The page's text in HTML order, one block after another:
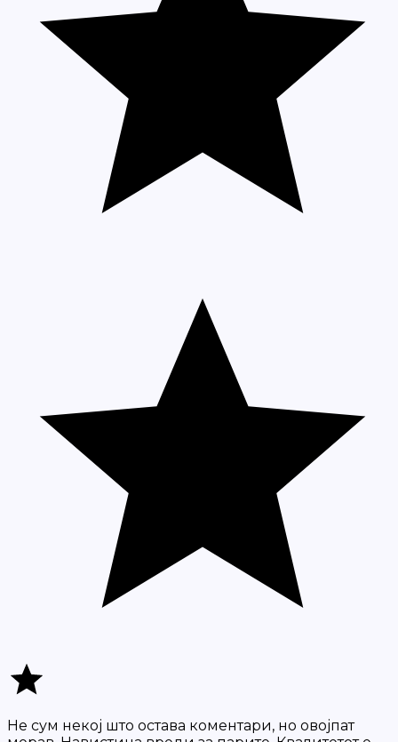
Не сум некој што остава коментари, но овојпат